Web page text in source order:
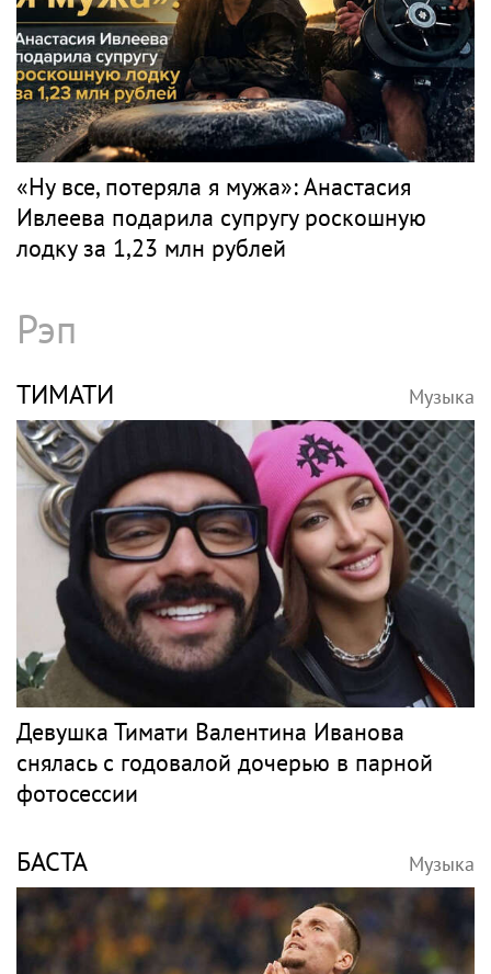
«Ну все, потеряла я мужа»: Анастасия
Ивлеева подарила супругу роскошную
лодку за 1,23 млн рублей
Рэп
ТИМАТИ Музыка
Девушка Тимати Валентина Иванова
снялась с годовалой дочерью в парной
фотосессии
БАСТА Музыка